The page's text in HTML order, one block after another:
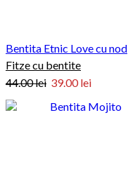
Bentita Etnic Love cu nod
Fitze cu bentite
44.00lei Prețul
39.00leiPrețul
este: